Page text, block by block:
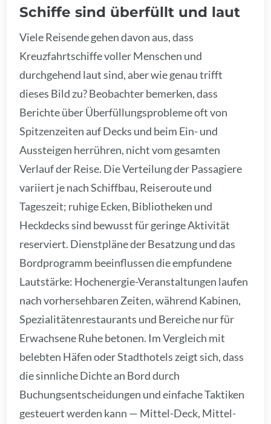
Schiffe sind überfüllt und laut
Viele Reisende gehen davon aus, dass
Kreuzfahrtschiffe voller Menschen und
durchgehend laut sind, aber wie genau trifft
dieses Bild zu? Beobachter bemerken, dass
Berichte über Überfüllungsprobleme oft von
Spitzenzeiten auf Decks und beim Ein- und
Aussteigen herrühren, nicht vom gesamten
Verlauf der Reise. Die Verteilung der Passagiere
variiert je nach Schiffbau, Reiseroute und
Tageszeit; ruhige Ecken, Bibliotheken und
Heckdecks sind bewusst für geringe Aktivität
reserviert. Dienstpläne der Besatzung und das
Bordprogramm beeinflussen die empfundene
Lautstärke: Hochenergie-Veranstaltungen laufen
nach vorhersehbaren Zeiten, während Kabinen,
Spezialitätenrestaurants und Bereiche nur für
Erwachsene Ruhe betonen. Im Vergleich mit
belebten Häfen oder Stadthotels zeigt sich, dass
die sinnliche Dichte an Bord durch
Buchungsentscheidungen und einfache Taktiken
gesteuert werden kann — Mittel-Deck, Mittel-